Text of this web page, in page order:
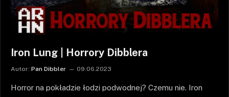
Iron Lung | Horrory Dibblera
Autor: Pan Dibbler 09.06.2023
Horror na pokładzie łodzi podwodnej? Czemu nie. Iron